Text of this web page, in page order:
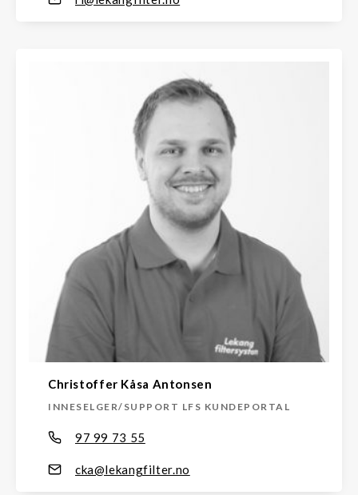
Christoffer Kåsa Antonsen
INNESELGER/SUPPORT LFS KUNDEPORTAL
97 99 73 55
cka@lekangfilter.no